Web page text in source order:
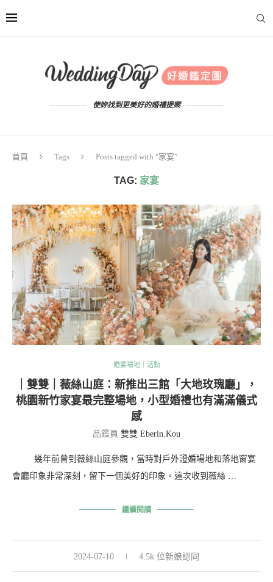
使妳找到更美好的婚禮提案
首頁 Tags Posts tagged with "家宴"
TAG: 家宴
婚宴場地｜活動
｜雙雙｜薇絲山庭：新推出三館「大地玫瑰廳」，
桃園新竹家宴最完整場地，小型婚禮也有滿滿儀式
感
品鑑員 雙雙 Eberin.Kou
幾年前曾到薇絲山庭參觀，當時對戶外證婚場地和落地窗宴
會廳印象非常深刻，留下一個美好的印象。這次收到薇絲 …
繼續閱讀
2024-07-10 4.5k 位新娘認同